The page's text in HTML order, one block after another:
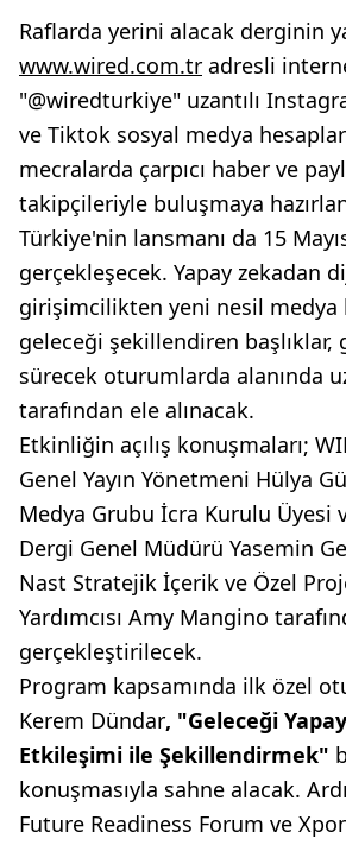
Raflarda yerini alacak derginin
www.wired.com.tr adresli
"@wiredturkiye" uzantılı
ve Tiktok sosyal medya
mecralarda çarpıcı haber ve
takipçileriyle buluşmaya
Türkiye'nin lansmanı da 15
gerçekleşecek. Yapay zekadan
girişimcilikten yeni nesil
geleceği şekillendiren başlıklar,
sürecek oturumlarda alanında
tarafından ele alınacak.
Etkinliğin açılış konuşmaları;
Genel Yayın Yönetmeni Hülya
Medya Grubu İcra Kurulu Üyesi
Dergi Genel Müdürü Yasemin
Nast Stratejik İçerik ve Özel
Yardımcısı Amy Mangino
gerçekleştirilecek.
Program kapsamında ilk özel
Kerem Dündar, "Geleceği
Etkileşimi ile Şekillendirmek"
konuşmasıyla sahne alacak.
Future Readiness Forum ve